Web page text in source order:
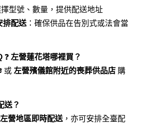
型號、數量，提供配送地址
排配送：確保供品在告別式或法會當
❓ 左營蓮花塔哪裡買？
或 左營殯儀館附近的喪葬供品店購
送？
營地區即時配送，亦可安排全臺配